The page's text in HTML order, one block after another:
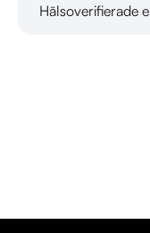
Hälsoverifierade
Läs mer om